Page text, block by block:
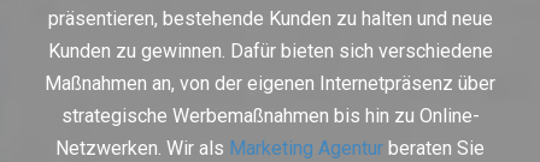
präsentieren, bestehende Kunden zu halten und neue
Kunden zu gewinnen. Dafür bieten sich verschiedene
Maßnahmen an, von der eigenen Internetpräsenz über
strategische Werbemaßnahmen bis hin zu Online-
Netzwerken. Wir als Marketing Agentur beraten Sie